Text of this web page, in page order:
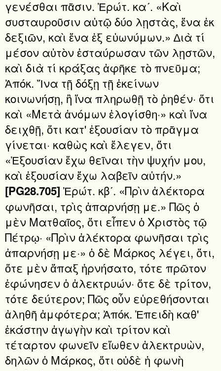
γενέσθαι πᾶσιν. Ἐρώτ. καʹ. «Καὶ
συσταυροῦσιν αὐτῷ δύο λῃστὰς, ἕνα ἐκ
δεξιῶν, καὶ ἕνα ἐξ εὐωνύμων.» ∆ιὰ τί
μέσον αὐτὸν ἐσταύρωσαν τῶν λῃστῶν,
καὶ διὰ τί κράξας ἀφῆκε τὸ πνεῦμα;
Ἀπόκ. Ἵνα τῇ δόξῃ τῇ ἐκείνων
κοινωνήσῃ, ἢ ἵνα πληρωθῇ τὸ ῥηθέν· ὅτι
καὶ «Μετὰ ἀνόμων ἐλογίσθη·» καὶ ἵνα
δειχθῇ, ὅτι κατ' ἐξουσίαν τὸ πρᾶγμα
γίνεται· καθὼς καὶ ἔλεγεν, ὅτι
«Ἐξουσίαν ἔχω θεῖναι τὴν ψυχήν μου,
καὶ ἐξουσίαν ἔχω λαβεῖν αὐτήν.»
[PG28.705] Ἐρώτ. κβʹ. «Πρὶν ἀλέκτορα
φωνῆσαι, τρὶς ἀπαρνήσῃ με.» Πῶς ὁ
μὲν Ματθαῖος, ὅτι εἶπεν ὁ Χριστὸς τῷ
Πέτρῳ· «Πρὶν ἀλέκτορα φωνῆσαι τρὶς
ἀπαρνήσῃ με·» ὁ δὲ Μάρκος λέγει, ὅτι,
ὅτε μὲν ἅπαξ ἠρνήσατο, τότε πρῶτον
ἐφώνησεν ὁ ἀλεκτρυών· ὅτε δὲ τρίτον,
τότε δεύτερον; Πῶς οὖν εὑρεθήσονται
ἀληθῆ ἀμφότερα; Ἀπόκ. Ἐπειδὴ καθ'
ἑκάστην ἀγωγὴν καὶ τρίτον καὶ
τέταρτον φωνεῖν εἴωθεν ἀλεκτρυὼν,
δηλῶν ὁ Μάρκος, ὅτι οὐδὲ ἡ φωνὴ